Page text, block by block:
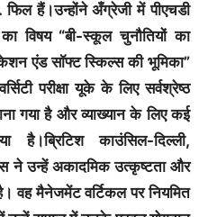
हैं।उन्होंने अँग्रेजी में पीएचडी
“बी-स्कूल चुनौतियों का
एंड सॉफ्ट स्किल्स की भूमिका”
परीक्षा यूके के लिए सर्वश्रेष्ठ
गया है और व्याख्यान के लिए कई
काउंसिल-दिल्ली,
ने उन्हें अकादमिक उत्कृष्टता और
वह मैनेजमेंट वर्टिकल पर नियमित